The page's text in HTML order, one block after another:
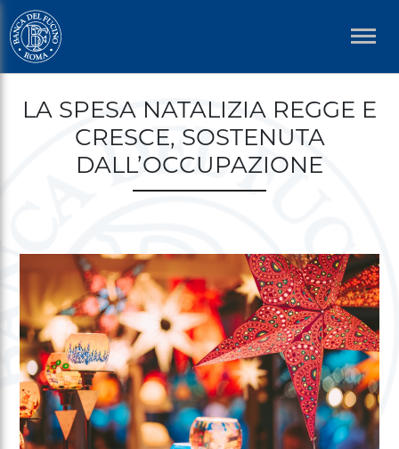
Salta
al
contenuto
principale
diLA SPESA NATALIZIA REGGE E
CRESCE, SOSTENUTA
DALL’OCCUPAZIONE